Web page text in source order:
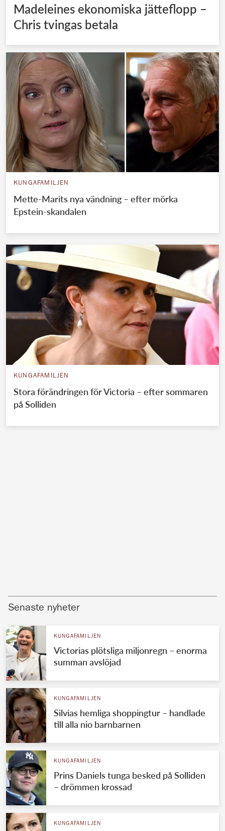
Madeleines ekonomiska jätteflopp –
Chris tvingas betala
KUNGAFAMILJEN
Mette-Marits nya vändning – efter mörka
Epstein-skandalen
KUNGAFAMILJEN
Stora förändringen för Victoria – efter sommaren
på Solliden
Senaste nyheter
KUNGAFAMILJEN
Victorias plötsliga miljonregn – enorma
summan avslöjad
KUNGAFAMILJEN
Silvias hemliga shoppingtur – handlade
till alla nio barnbarnen
KUNGAFAMILJEN
Prins Daniels tunga besked på Solliden
– drömmen krossad
KUNGAFAMILJEN